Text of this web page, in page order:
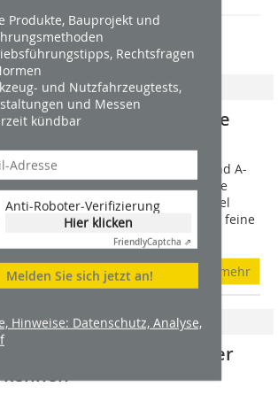
Produkte, Bauprojekt und
Rechtsfragen
und Nutzfahrzeugtests,
und Messen
kündbar
Anti-Roboter-Verifizierung
Hier klicken
FriendlyCaptcha ⇗
Melden Sie sich jetzt an!
Hinweise: Datenschutz, Analyse,
passende Artikel:
gegen Baustaub - Frische
Technik
werden Stäube in E- und A-
unterteilt: Während erstere die
Gesamtheit aller einatembaren Partikel
bezeichnen, sind A-Stäube besonders feine
Teilchen, die bis in die...
mehr
vor Arbeitsbeginn auf der